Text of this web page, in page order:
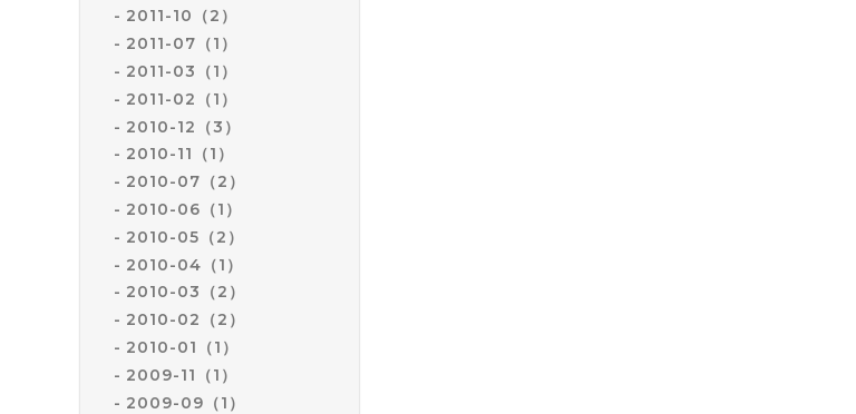
2011-10（2）
2011-07（1）
2011-03（1）
2011-02（1）
2010-12（3）
2010-11（1）
2010-07（2）
2010-06（1）
2010-05（2）
2010-04（1）
2010-03（2）
2010-02（2）
2010-01（1）
2009-11（1）
2009-09（1）